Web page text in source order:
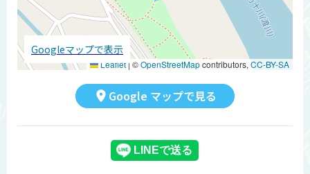
Leaflet | ©OpenStreetMapcontributors, CC-BY-SA
Googleマップで表示
Google マップで見る